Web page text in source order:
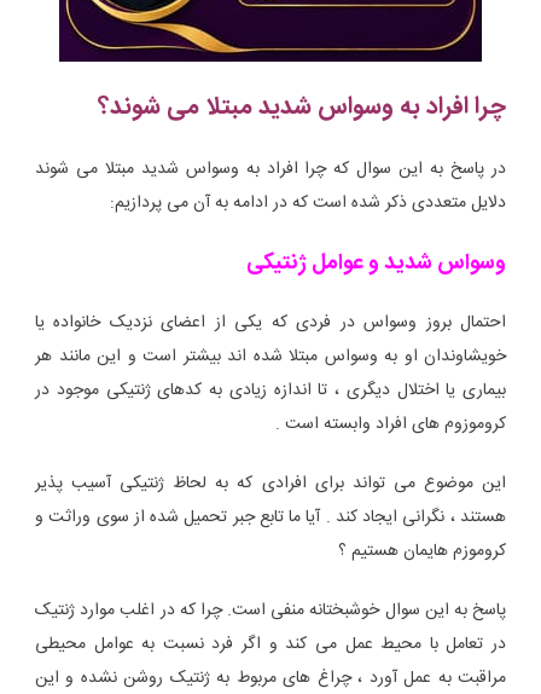
چرا افراد به وسواس شدید مبتلا می شوند؟
در پاسخ به این سوال که چرا افراد به وسواس شدید مبتلا می شوند
دلایل متعددی ذکر شده است که در ادامه به آن می پردازیم:
وسواس شدید و عوامل ژنتیکی
احتمال بروز وسواس در فردی که یکی از اعضای نزدیک خانواده یا
خویشاوندان او به وسواس مبتلا شده اند بیشتر است و این مانند هر
بیماری یا اختلال دیگری ، تا اندازه زیادی به کدهای ژنتیکی موجود در
کروموزوم های افراد وابسته است .
این موضوع می تواند برای افرادی که به لحاظ ژنتیکی آسیب پذیر
هستند ، نگرانی ایجاد کند . آیا ما تابع جبر تحمیل شده از سوی وراثت و
کروموزم هایمان هستیم ؟
پاسخ به این سوال خوشبختانه منفی است. چرا که در اغلب موارد ژنتیک
در تعامل با محیط عمل می کند و اگر فرد نسبت به عوامل محیطی
مراقبت به عمل آورد ، چراغ های مربوط به ژنتیک روشن نشده و این